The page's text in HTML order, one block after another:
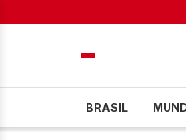
BRASIL